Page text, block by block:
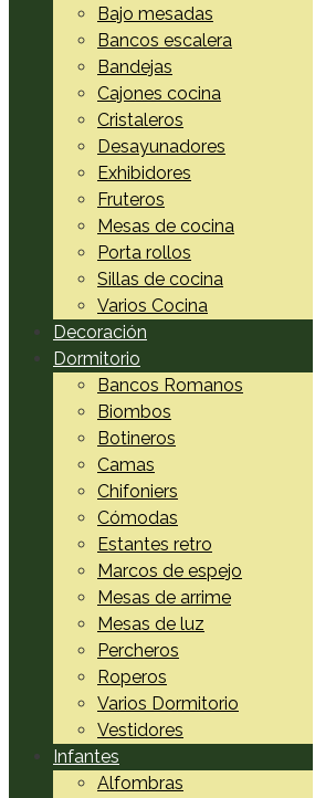
Bajo mesadas
Bancos escalera
Bandejas
Cajones cocina
Cristaleros
Desayunadores
Exhibidores
Fruteros
Mesas de cocina
Porta rollos
Sillas de cocina
Varios Cocina
Decoración
Dormitorio
Bancos Romanos
Biombos
Botineros
Camas
Chifoniers
Cómodas
Estantes retro
Marcos de espejo
Mesas de arrime
Mesas de luz
Percheros
Roperos
Varios Dormitorio
Vestidores
Infantes
Alfombras